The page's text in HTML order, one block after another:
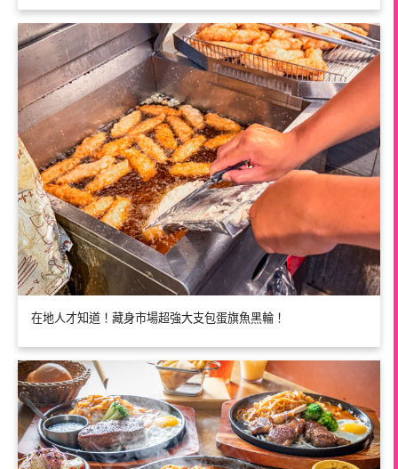
在地人才知道！藏身市場超強大支包蛋旗魚黑輪！